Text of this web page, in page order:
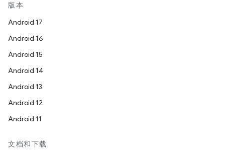
版本
Android 17
Android 16
Android 15
Android 14
Android 13
Android 12
Android 11
文档和下载